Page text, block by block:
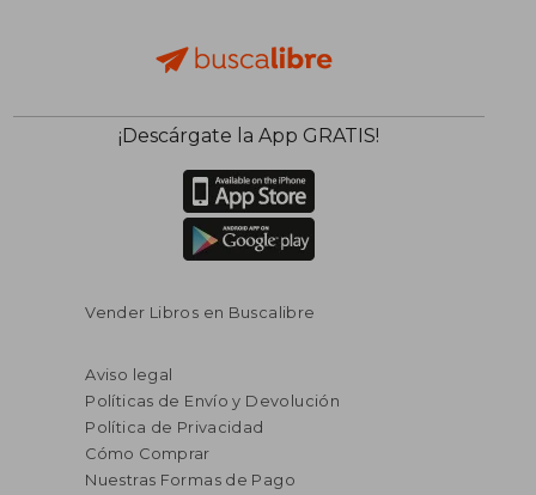
¡Descárgate la App GRATIS!
Vender Libros en Buscalibre
Aviso legal
Políticas de Envío y Devolución
Política de Privacidad
Cómo Comprar
Nuestras Formas de Pago